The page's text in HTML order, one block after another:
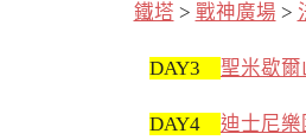
鐵塔 > 戰神廣場 >
DAY3 聖米歇爾
DAY4 迪士尼樂